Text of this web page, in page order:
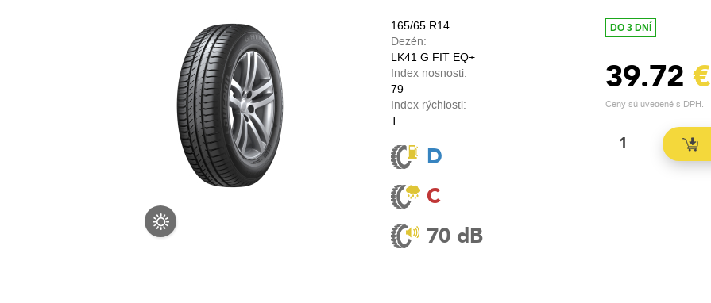
165/65 R14
Dezén:
LK41 G FIT EQ+
Index nosnosti:
79
Index rýchlosti:
T
D
C
70 dB
DO 3 DNÍ
39.72 €
Ceny sú uvedené s DPH.